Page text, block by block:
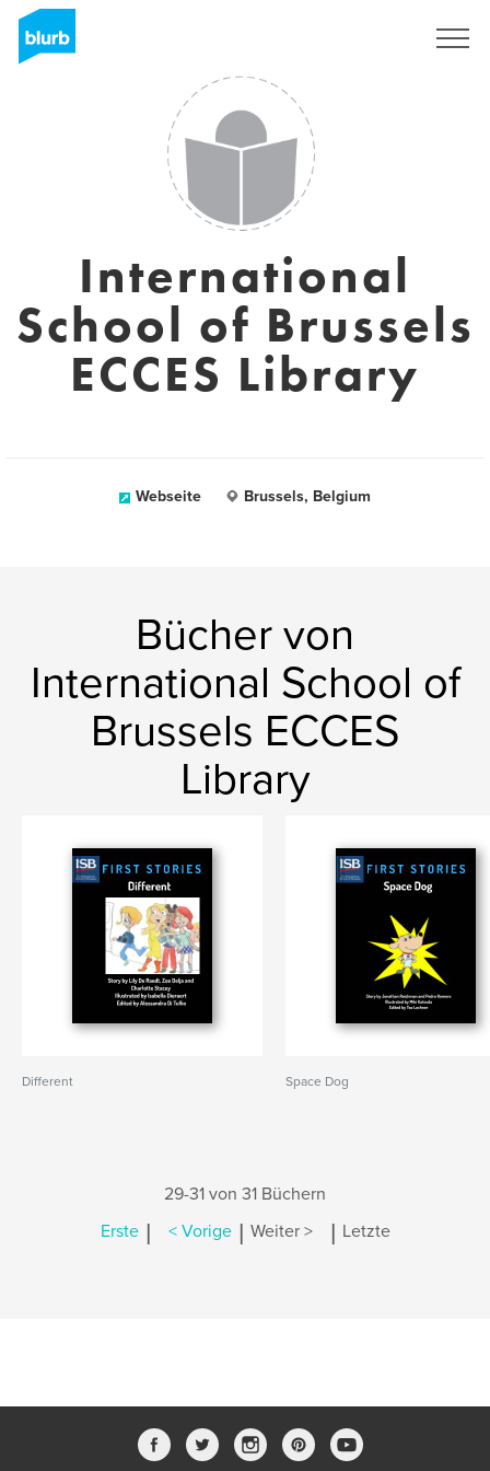
International
School of Brussels
ECCES Library
Webseite Brussels, Belgium
Bücher von
International School of
Brussels ECCES
Library
Different Space Dog
29-31 von 31 Büchern
Erste | < Vorige | Weiter > | Letzte